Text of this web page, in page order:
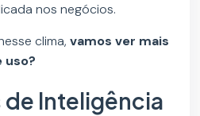
nos negócios.
clima,vamos ver mais
uso?
de Inteligência